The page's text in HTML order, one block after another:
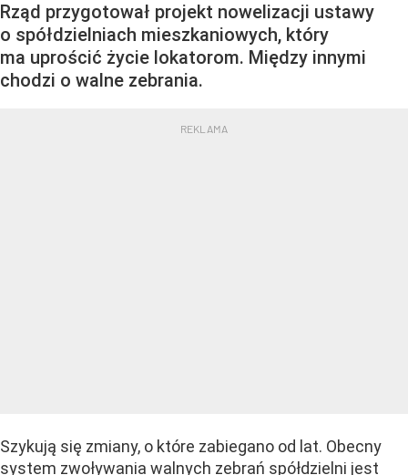
Rząd przygotował projekt nowelizacji ustawy
o spółdzielniach mieszkaniowych, który
ma uprościć życie lokatorom. Między innymi
chodzi o walne zebrania.
Szykują się zmiany, o które zabiegano od lat. Obecny
system zwoływania walnych zebrań spółdzielni jest